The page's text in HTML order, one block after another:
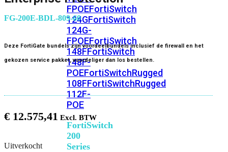
FPOEFortiSwitch
124GFortiSwitch
124G-
FPOEFortiSwitch
148FFortiSwitch
148F-
POEFortiSwitchRugged
108FFortiSwitchRugged
112F-
POE
FortiSwitch
200
Series
FG-200E-BDL-809-60
Deze FortiGate bundels zijn voordeelbundels inclusief de firewall en het
gekozen service pakket, voordeliger dan los bestellen.
€ 12.575,41
Uitverkocht